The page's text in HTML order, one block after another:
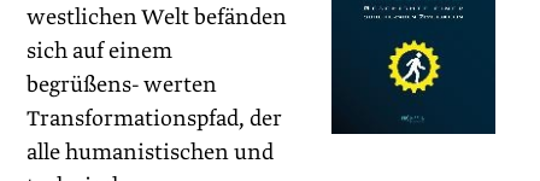
westlichen Welt befänden
sich auf einem
begrüßens- werten
Transformationspfad, der
alle humanistischen und